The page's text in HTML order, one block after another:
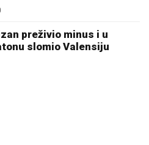
preživio minus i u
slomio Valensiju